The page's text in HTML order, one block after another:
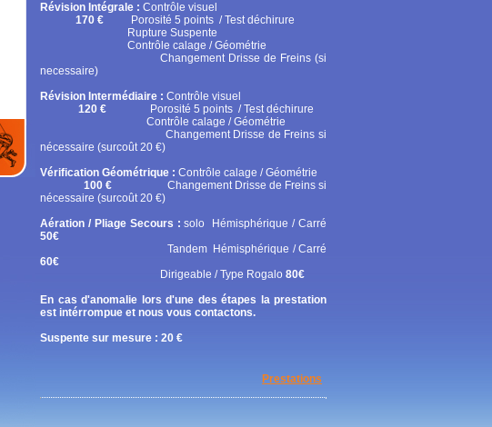
Révision Intégrale : Contrôle visuel
170 € Porosité 5 points / Test déchirure
Rupture Suspente
Contrôle calage / Géométrie
Changement Drisse de Freins (si
necessaire)
Révision Intermédiaire : Contrôle visuel
120 € Porosité 5 points / Test déchirure
Contrôle calage / Géométrie
Changement Drisse de Freins si
nécessaire (surcoût 20 €)
Vérification Géométrique : Contrôle calage / Géométrie
100 € Changement Drisse de Freins si
nécessaire (surcoût 20 €)
Aération / Pliage Secours :solo
Hémisphérique / Carré
50€
Tandem Hémisphérique / Carré
60€
Dirigeable / Type Rogalo 80€
En cas d'anomalie lors d'une des étapes la prestation
est intérrompue et nous vous contactons.
Suspente sur mesure : 20 €
Prestations